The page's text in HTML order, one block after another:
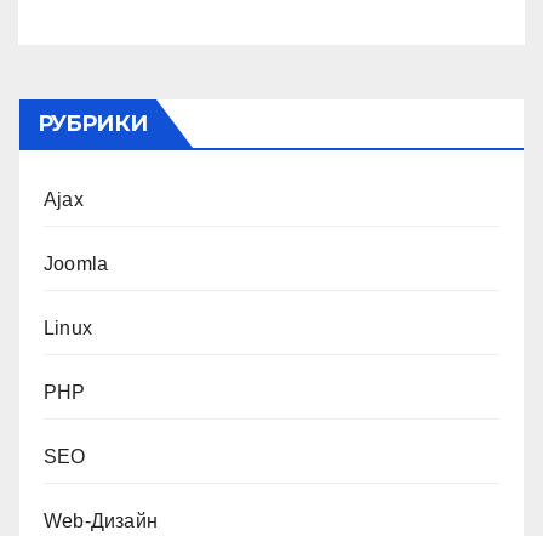
РУБРИКИ
Ajax
Joomla
Linux
PHP
SEO
Web-Дизайн